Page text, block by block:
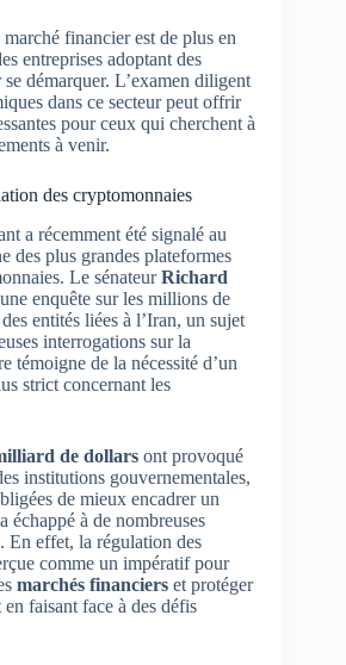
financier est de plus en
entreprises adoptant des
démarquer. L’examen diligent
dans ce secteur peut offrir
pour ceux qui cherchent à
à venir.
des cryptomonnaies
a récemment été signalé au
des plus grandes plateformes
Le sénateurRichard
enquête sur les millions de
entités liées à l’Iran, un sujet
interrogations sur la
témoigne de la nécessité d’un
strict concernant les
de dollars ont provoqué
institutions gouvernementales,
de mieux encadrer un
échappé à de nombreuses
En effet, la régulation des
comme un impératif pour
marchés financiers et protéger
faisant face à des défis